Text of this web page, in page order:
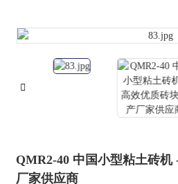
QMR2-40 中国小型粘土砖机
厂家供应商